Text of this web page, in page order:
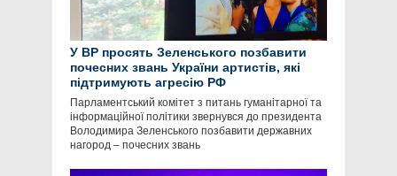
У ВР просять Зеленського позбавити
почесних звань України артистів, які
підтримують агресію РФ
Парламентський комітет з питань гуманітарної та
інформаційної політики звернувся до президента
Володимира Зеленського позбавити державних
нагород – почесних звань